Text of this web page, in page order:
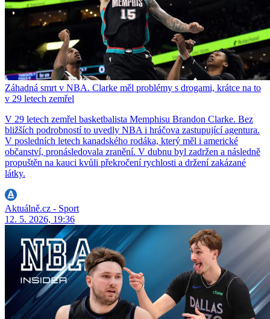
Záhadná smrt v NBA. Clarke měl problémy s drogami, krátce na to
v 29 letech zemřel
V 29 letech zemřel basketbalista Memphisu Brandon Clarke. Bez
bližších podrobností to uvedly NBA i hráčova zastupující agentura.
V posledních letech kanadského rodáka, který měl i americké
občanství, pronásledovala zranění. V dubnu byl zadržen a následně
propuštěn na kauci kvůli překročení rychlosti a držení zakázané
látky.
Aktuálně.cz - Sport
12. 5. 2026, 19:36